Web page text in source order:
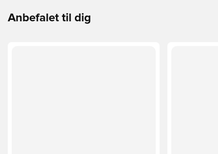
Anbefalet til dig